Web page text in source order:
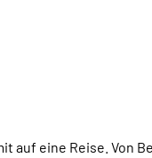
auf eine Reise. Von